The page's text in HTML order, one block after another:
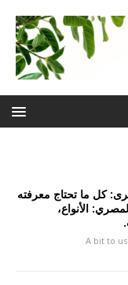
كل ما تحتاج معرفته
الأنواع،
A bit to